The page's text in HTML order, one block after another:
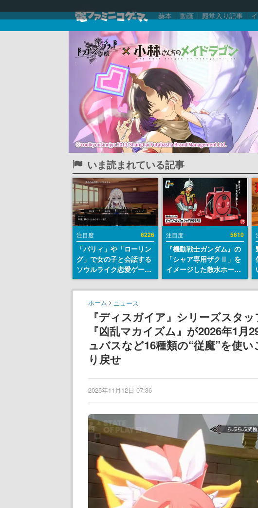
赫本 動画 殿堂入り記事
いま読まれている記事
注目度 6226
「パリィ」や「ローリン
グ」で女の子と会話する
ソウルライク恋愛ゲーム
『小早川さんはソウルラ
イク』無料公開。返事に
失敗すると「YOU
DIED」
注目度 5610
『機動戦士ガンダム』の
「シャア専用ザクⅡ」を
イメージした散水ホース
リールが予約開始。本体
にはシャアのパーソナル
エンブレム、型式番号な
どを配置
ホーム ニュース
『ディスガイア』シリーズスタ
『凶乱マカイズム』が2026年1
ュバスなど16種類の“従魔”を使
り戻せ
2025年11月12日 07:36